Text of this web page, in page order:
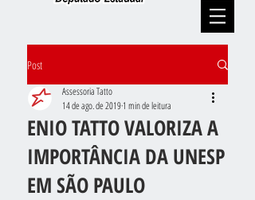
Post
ENIO TATTO VALORIZA A
IMPORTÂNCIA DA UNESP
EM SÃO PAULO
Assessoria Tatto
14 de ago. de 20191 min de leitura